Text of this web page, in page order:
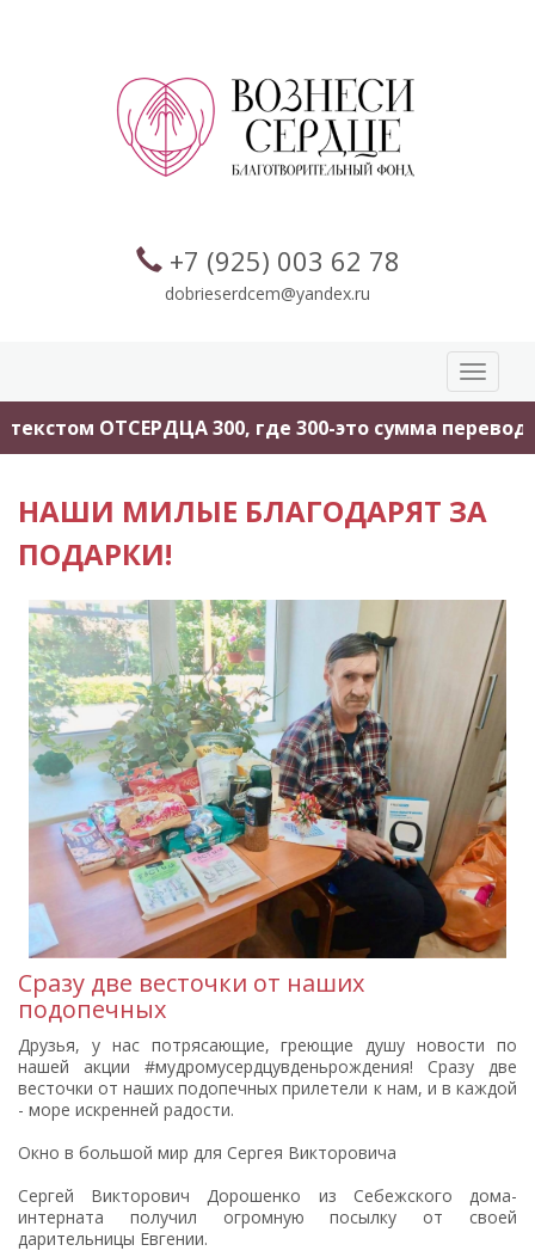
+7 (925) 003 62 78
dobrieserdcem@yandex.ru
Toggle
300, где 300-это сумма перевода.
НАШИ МИЛЫЕ БЛАГОДАРЯТ ЗА
ПОДАРКИ!
Сразу две весточки от наших
подопечных
Друзья, у нас потрясающие, греющие душу новости по
нашей акции #мудромусердцувденьрождения! Сразу две
весточки от наших подопечных прилетели к нам, и в каждой
- море искренней радости.
Окно в большой мир для Сергея Викторовича
Сергей Викторович Дорошенко из Себежского дома-
интерната получил огромную посылку от своей
дарительницы Евгении.